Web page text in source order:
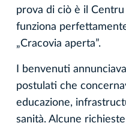
prova di ciò è il
funziona
„Cracovia aperta”.
I benvenuti
postulati che
educazione,
sanità. Alcune